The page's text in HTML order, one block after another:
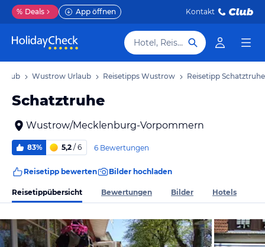
% Deals App öffnen Kontakt
Hotel, Reiseziel
Wustrow Urlaub Reisetipps Wustrow Reisetipp Schatztruhe
Schatztruhe
Wustrow/Mecklenburg-Vorpommern
83% 5,2 / 6 6 Bewertungen
Reisetipp bewerten Bilder hochladen
Reisetippübersicht Bewertungen Bilder Hotels